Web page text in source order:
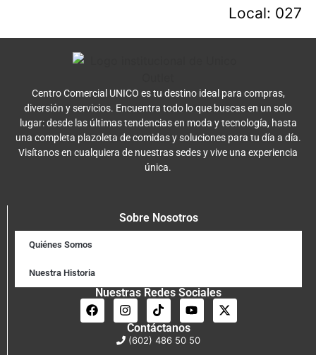
Local: 027
Centro Comercial UNICO es tu destino ideal para compras,
diversión y servicios. Encuentra todo lo que buscas en un solo
lugar: desde las últimas tendencias en moda y tecnología, hasta
una completa plazoleta de comidas y soluciones para tu día a día.
Visítanos en cualquiera de nuestras sedes y vive una experiencia
única.
Sobre Nosotros
Quiénes Somos
Nuestra Historia
Nuestras Redes Sociales
Contáctanos
(602) 486 50 50